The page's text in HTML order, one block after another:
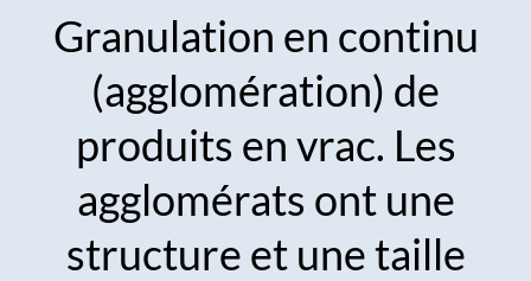
Granulation en continu
(agglomération) de
produits en vrac. Les
agglomérats ont une
structure et une taille